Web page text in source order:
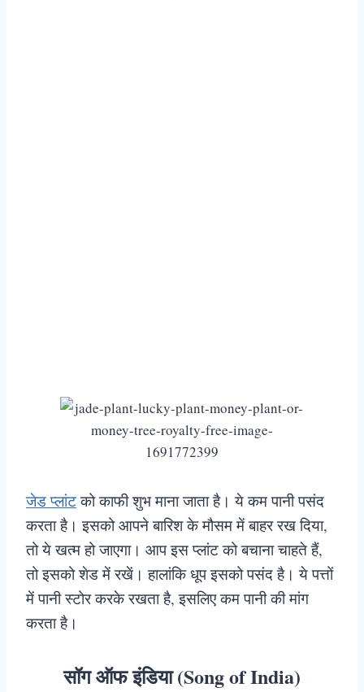
जेड प्लांटको काफी शुभ माना जाता है। ये कम पानी पसंद
करता है। इसको आपने बारिश के मौसम में बाहर रख दिया,
तो ये खत्म हो जाएगा। आप इस प्लांट को बचाना चाहते हैं,
तो इसको शेड में रखें। हालांकि धूप इसको पसंद है। ये पत्तों
में पानी स्टोर करके रखता है, इसलिए कम पानी की मांग
करता है।
सॉग ऑफ इंडिया (Song of India)